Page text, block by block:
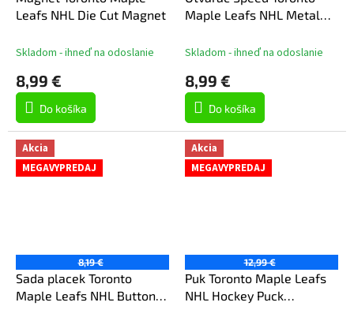
Leafs NHL Die Cut Magnet
Skladom - ihneď na odoslanie
8,99 €
Do košíka
Maple Leafs NHL Metal
Skladom - ihneď na odoslanie
8,99 €
Do košíka
Akcia
MEGAVYPREDAJ
8,19 €
Sada placek Toronto
Maple Leafs NHL Button 4
Akcia
MEGAVYPREDAJ
12,99 €
Puk Toronto Maple Leafs
NHL Hockey Puck